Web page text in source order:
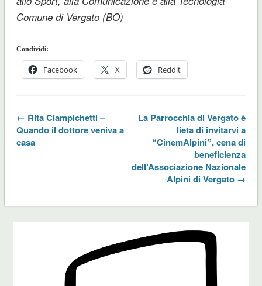
Comune di Vergato (BO)
Condividi:
Facebook X Reddit
← Rita Ciampichetti –
Quando il dottore veniva a
casa
La Parrocchia di Vergato è
lieta di invitarvi a
“CinemAlpini”, cena di
beneficienza
dell’Associazione Nazionale
Alpini di Vergato →